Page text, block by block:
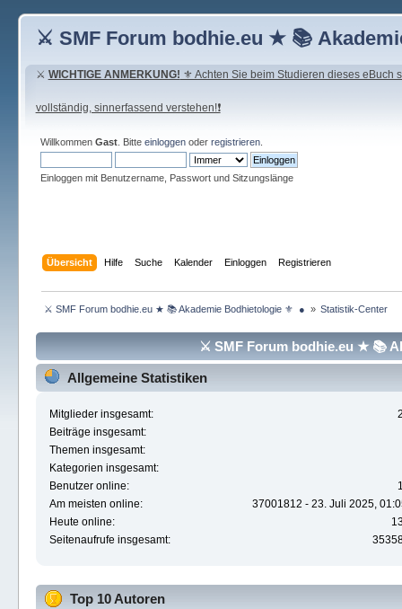
⚔ SMF Forum bodhie.eu ★ 📚
⚔ WICHTIGE ANMERKUNG! ⚜ Achten Sie beim Studieren dieses eBuch
vollständig, sinnerfassend verstehen!❗
Willkommen Gast. Bitte einloggenoder registrieren.
Einloggen mit Benutzername, Passwort und Sitzungslänge
Übersicht Hilfe Suche Kalender Einloggen Registrieren
⚔ SMF Forum bodhie.eu ★ 📚 Akademie Bodhietologie ⚜  ● » Statistik-Center
⚔ SMF Forum bodhie.eu ★ 📚
Allgemeine Statistiken
Mitglieder insgesamt:
Beiträge insgesamt:
Themen insgesamt:
Kategorien insgesamt:
Benutzer online:
Am meisten online:
37001812 - 23. Juli 2025,
Heute online:
Seitenaufrufe insgesamt:
Top 10 Autoren